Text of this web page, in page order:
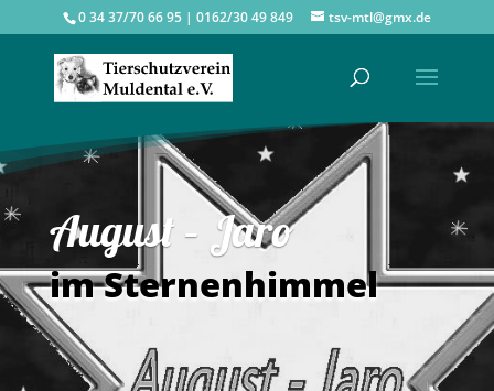
0 34 37/70 66 95 | 0162/30 49 849 tsv-mtl@gmx.de
August – Jaro
im Sternenhimmel